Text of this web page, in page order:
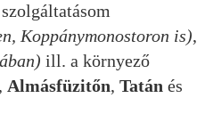
Koppánymonostoron is),
ill. a környező
, Almásfüzitőn,Tatánés